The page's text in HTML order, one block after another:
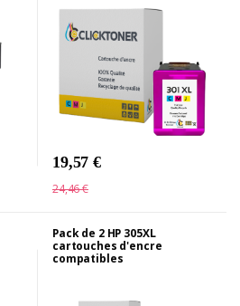
19,57 €
24,46 €
Pack de 2 HP 305XL
cartouches d'encre
compatibles